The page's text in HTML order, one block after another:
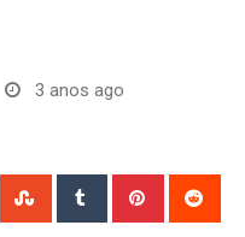
3 anos ago
WhatsappStumbleUpon
Tumblr Pinterest